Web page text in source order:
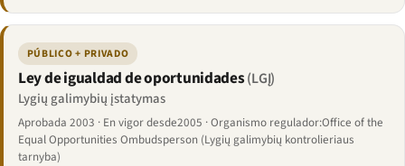
PÚBLICO + PRIVADO
Ley de igualdad de oportunidades(LGĮ)
Lygių galimybių įstatymas
Aprobada 2003 · En vigor desde2005 · Organismo regulador:Office of the
Equal Opportunities Ombudsperson (Lygių galimybių kontrolieriaus
tarnyba)